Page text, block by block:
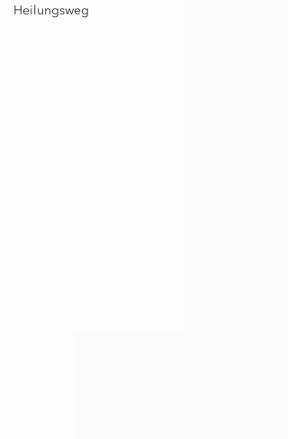
Heilungsweg